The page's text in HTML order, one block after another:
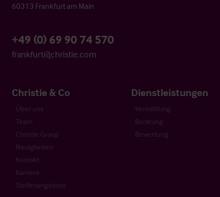
60313 Frankfurt am Main
+49 (0) 69 90 74 570
frankfurt@christie.com
Christie & Co
Über uns
Team
Christie Group
Neuigkeiten
Kontakt
Karriere
Stellenangebote
Dienstleistungen
Vermittlung
Beratung
Bewertung